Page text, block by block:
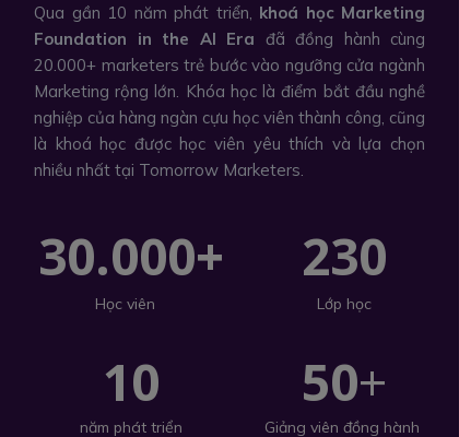
Qua gần 10 năm phát triển, khoá học Marketing
Foundation in the AI Era đã đồng hành cùng
20.000+ marketers trẻ bước vào ngưỡng cửa ngành
Marketing rộng lớn. Khóa học là điểm bắt đầu nghề
nghiệp của hàng ngàn cựu học viên thành công, cũng
là khoá học được học viên yêu thích và lựa chọn
nhiều nhất tại Tomorrow Marketers.
230
Lớp học
10
năm phát triển
50+
Giảng viên đồng hành
30.000+
Học viên